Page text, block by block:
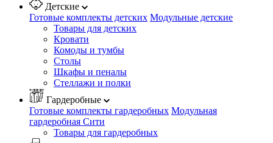
Детские
Готовые комплекты детских Модульные детские
Товары для детских
Кровати
Комоды и тумбы
Столы
Шкафы и пеналы
Стеллажи и полки
Гардеробные
Готовые комплекты гардеробных Модульная
гардеробная Сити
Товары для гардеробных